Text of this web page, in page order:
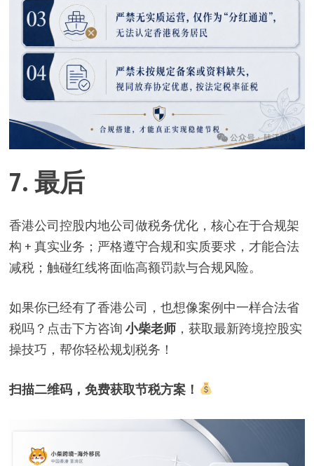
7. 最后
香港公司控股内地公司做税务优化，核心在于合规架
构 + 真实业务；严格遵守合规和实质要求，才能合法
减税；触碰红线将面临高额罚款与合规风险。
如果你已经有了香港公司，也想像案例中一样合法省
税吗？点击下方咨询小柴老师 ，获取最新跨境控股实
操技巧，帮你轻松规划税务！
扫描二维码，免费获取节税方案！